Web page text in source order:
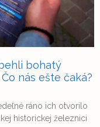
bohatý
nás ešte čaká?
ráno ich otvorilo
historickej železnici